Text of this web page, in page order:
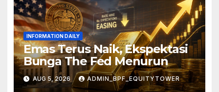
INFORMATION DAILY
Emas Terus Naik, Ekspektasi
Bunga The Fed Menurun
AUG 5, 2026 ADMIN_BPF_EQUITYTOWER